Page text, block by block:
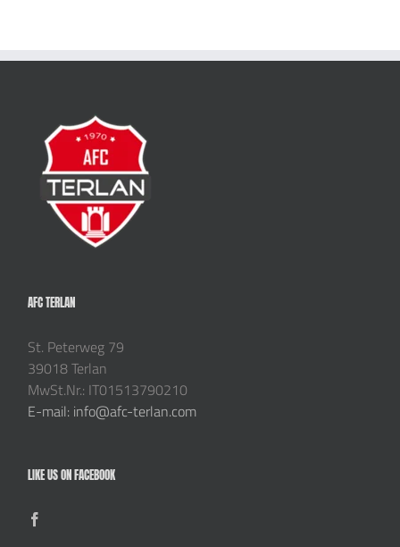
AFC TERLAN
St. Peterweg 79
39018 Terlan
MwSt.Nr.: IT01513790210
E-mail: info@afc-terlan.com
LIKE US ON FACEBOOK